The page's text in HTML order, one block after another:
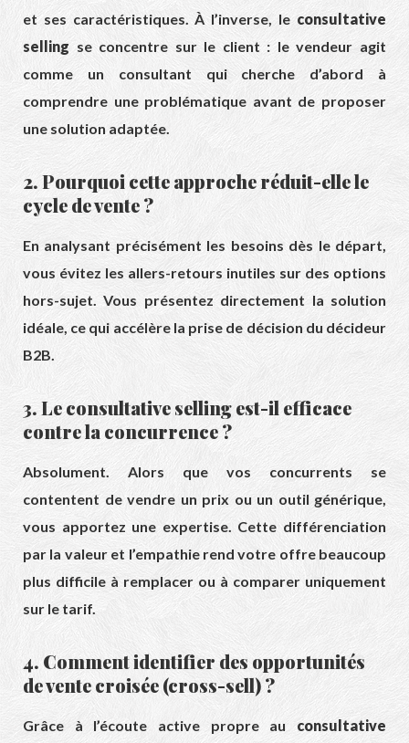
et ses caractéristiques. À l’inverse, le consultative
selling se concentre sur le client : le vendeur agit
comme un consultant qui cherche d’abord à
comprendre une problématique avant de proposer
une solution adaptée.
2. Pourquoi cette approche réduit-elle le
cycle de vente ?
En analysant précisément les besoins dès le départ,
vous évitez les allers-retours inutiles sur des options
hors-sujet. Vous présentez directement la solution
idéale, ce qui accélère la prise de décision du décideur
B2B.
3. Le consultative selling est-il efficace
contre la concurrence ?
Absolument. Alors que vos concurrents se
contentent de vendre un prix ou un outil générique,
vous apportez une expertise. Cette différenciation
par la valeur et l’empathie rend votre offre beaucoup
plus difficile à remplacer ou à comparer uniquement
sur le tarif.
4. Comment identifier des opportunités
de vente croisée (cross-sell) ?
Grâce à l’écoute active propre au consultative